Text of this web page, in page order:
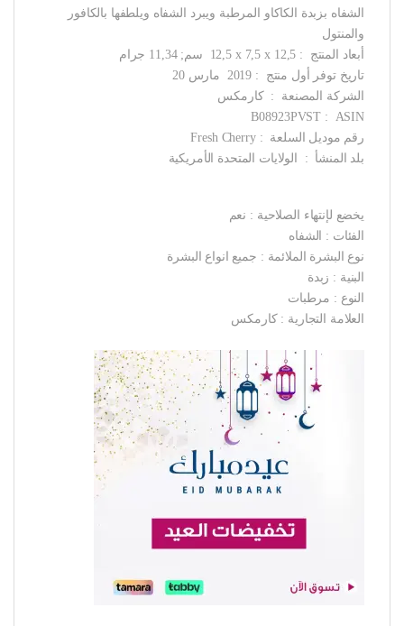
الشفاه بزبدة الكاكاو المرطبة ويبرد الشفاه ويلطفها بالكافور
والمنتول
أبعاد المنتج ‏ : ‎ 12,5 x 7,5 x 12,5 سم; 11,34 جرام
تاريخ توفر أول منتج ‏ : ‎ 2019 مارس 20
الشركة المصنعة ‏ : ‎ كارمكس
ASIN ‏ : ‎ B08923PVST
رقم موديل السلعة ‏ : ‎ Fresh Cherry
بلد المنشأ ‏ : ‎ الولايات المتحدة الأمريكية
يخضع لإنتهاء الصلاحية : نعم
الفئات : الشفاه
نوع البشرة الملائمة : جميع انواع البشرة
البنية : زبدة
النوع : مرطبات
العلامة التجارية : كارمكس